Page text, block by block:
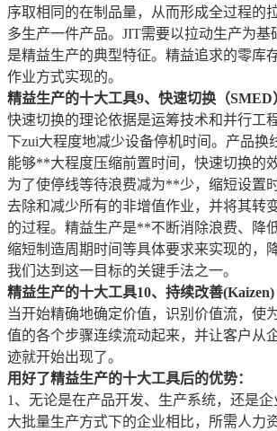
序取相同的在制品量，从而形成全过程的
多生产一件产品。JIT需要以拉动生产为基
是精益生产的典型特征。精益追求的零库
作业方式实现的。
精益生产的十大工具9、快速切换（SMED
快速切换的理论依据是运筹技术和并行工
下zui大程度地减少设备停机时间。产品换
能够**大程度压缩前置时间，快速切换的
为了使停线等待浪费减为**少，缩短设置
去除和减少所有的非增值作业，并将其转
的过程。精益生产是**不断消除浪费、降
缩短制造周期时间等具体要求来实现的，
我们达到这一目标的关键手法之一。
精益生产的十大工具10、持续改善(Kaizen)
当开始精确地确定价值，识别价值流，使
值的各个步骤连续流动起来，并让客户从
迹就开始出现了。
用好了精益生产的十大工具后的优势：
1、无论是在产品开发、生产系统，还是
大批量生产方式下的企业相比，所需人力